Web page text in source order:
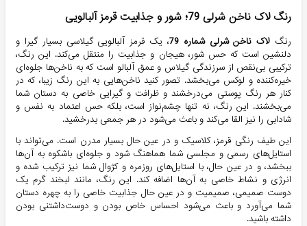
رنگ لاک ناخن شرلی 79؛ شور و جذابیت قرمز آلبالویی
رنگ لاک ناخن شرلی شماره 79
، یک قرمز آلبالویی گیلاسی بسیار گیرا و
دلنشین است که حس شور، هیجان و جذابیت را منتقل می‌کند. این رنگ،
ترکیبی بی‌نقص از سرزندگی گیلاس و عمق آلبالو است که به ناخن‌ها جلوه‌ای
خیره‌کننده و لوکس می‌بخشد. تصور کنید ناخن‌هایی به این رنگ زیبا، که در
کنار هر رنگ پوستی می‌درخشند و ظرافت و گیرایی خاصی به دستان شما
می‌بخشند. این رنگ، نه تنها چشم‌نواز است، بلکه حس اعتماد به نفس و
شادابی را نیز القا می‌کند و باعث می‌شود در هر جمعی بدرخشید.
این طیف رنگی قرمز، کلاسیک و در عین حال بسیار مدرن است. می‌تواند با
استایل‌های رسمی و مجلسی شما هماهنگ شود و جلوه‌ای باشکوه به آن‌ها
ببخشد، و در عین حال، با استایل‌های روزمره و کژوال شما نیز ترکیب شده و
انرژی و نشاط خاصی به آن‌ها اضافه کند. این رنگ، مانند لبخند گرم یک
دوست صمیمی، صمیمیت و در عین حال جذابیت خاصی را به چهره دستان
شما می‌آورد و باعث می‌شود احساس خاص بودن و دوست‌داشتنی بودن
داشته باشید.